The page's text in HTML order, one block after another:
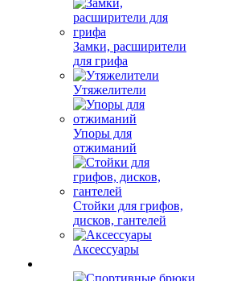
Замки, расширители
для грифа
Утяжелители
Упоры для
отжиманий
Стойки для грифов,
дисков, гантелей
Аксессуары